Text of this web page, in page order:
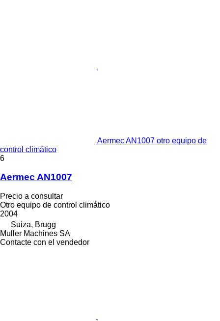
Aermec AN1007 otro equipo de
control climático
6
Aermec AN1007
Precio a consultar
Otro equipo de control climático
2004
Suiza, Brugg
Muller Machines SA
Contacte con el vendedor